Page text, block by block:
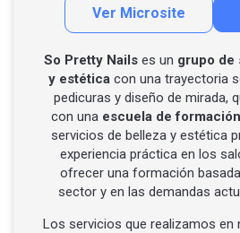
Ver Microsite
So Pretty Nails es un grupo de
y estética con una trayectoria
pedicuras y diseño de mirada,
con una escuela de
servicios de belleza y estética
experiencia práctica en los
ofrecer una formación
sector y en las demandas
Los servicios que realizamos en